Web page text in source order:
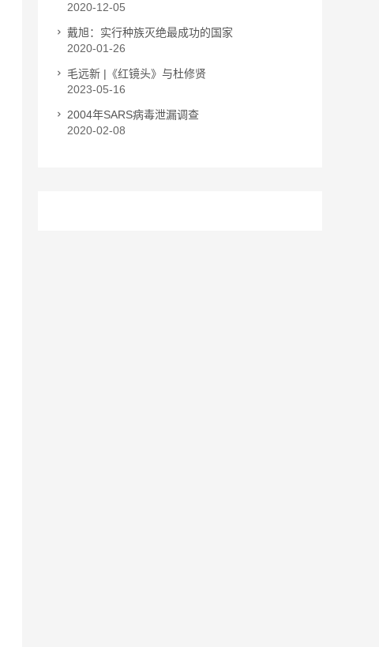
2020-12-05
戴旭：实行种族灭绝最成功的国家
2020-01-26
毛远新 |《红镜头》与杜修贤
2023-05-16
2004年SARS病毒泄漏调查
2020-02-08